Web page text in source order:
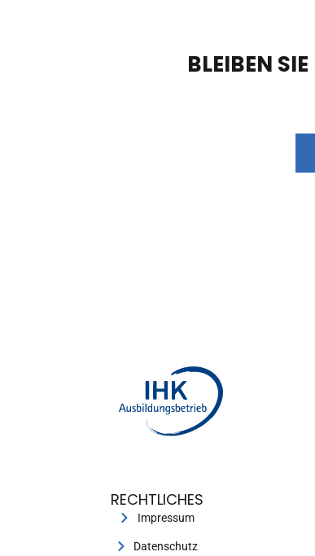
BLEIBEN
RECHTLICHES
Impressum
Datenschutz